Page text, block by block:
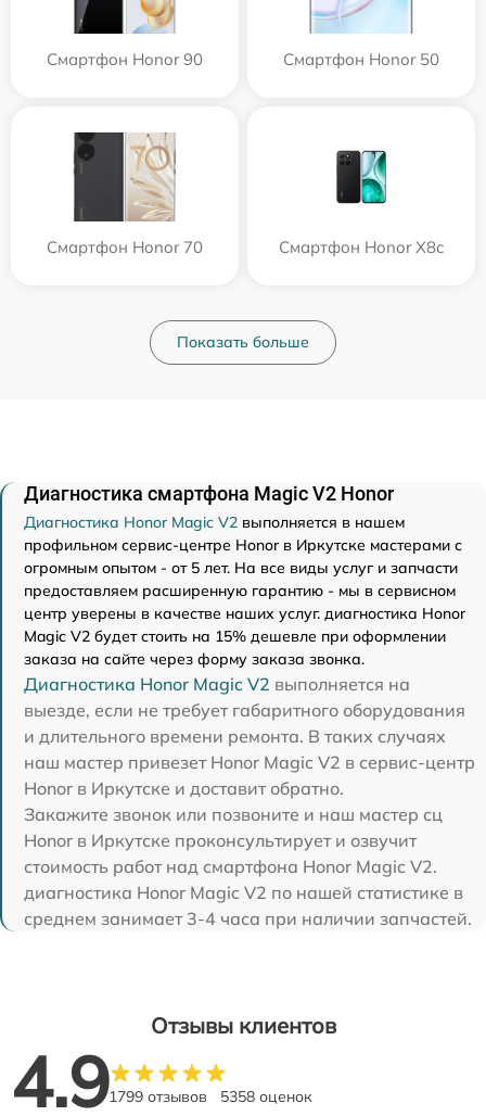
Смартфон Honor 90 Смартфон Honor 50
Смартфон Honor 70 Смартфон Honor X8c
Показать больше
Диагностика смартфона Magic V2 Honor
Диагностика Honor Magic V2 выполняется в нашем
профильном сервис-центре Honor в Иркутске мастерами с
огромным опытом - от 5 лет. На все виды услуг и запчасти
предоставляем расширенную гарантию - мы в сервисном
центр уверены в качестве наших услуг. диагностика Honor
Magic V2 будет стоить на 15% дешевле при оформлении
заказа на сайте через форму заказа звонка.
Диагностика Honor Magic V2 выполняется на
выезде, если не требует габаритного оборудования
и длительного времени ремонта. В таких случаях
наш мастер привезет Honor Magic V2 в сервис-центр
Honor в Иркутске и доставит обратно.
Закажите звонок или позвоните и наш мастер сц
Honor в Иркутске проконсультирует и озвучит
стоимость работ над смартфона Honor Magic V2.
диагностика Honor Magic V2 по нашей статистике в
среднем занимает 3-4 часа при наличии запчастей.
Отзывы клиентов
4.91799 отзывов 5358 оценок